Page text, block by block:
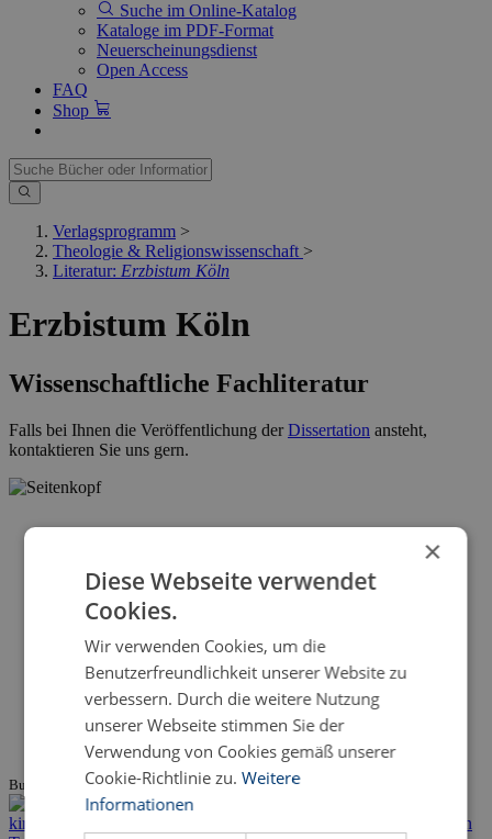
Suche im Online-Katalog
Kataloge im PDF-Format
Neuerscheinungsdienst
Open Access
FAQ
Shop
Verlagsprogramm >
Theologie & Religionswissenschaft >
Literatur: Erzbistum Köln
Erzbistum Köln
Wissenschaftliche Fachliteratur
Falls bei Ihnen die Veröffentlichung derDissertation ansteht,
kontaktieren Sie uns gern.
Buchtipp
×
Diese Webseite verwendet
Cookies.
Wir verwenden Cookies, um die
Benutzerfreundlichkeit unserer Website zu
verbessern. Durch die weitere Nutzung
unserer Webseite stimmen Sie der
Verwendung von Cookies gemäß unserer
Cookie-Richtlinie zu. Weitere
Informationen